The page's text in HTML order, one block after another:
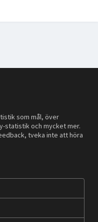
som mål, över
statistik och mycket mer.
tveka inte att höra